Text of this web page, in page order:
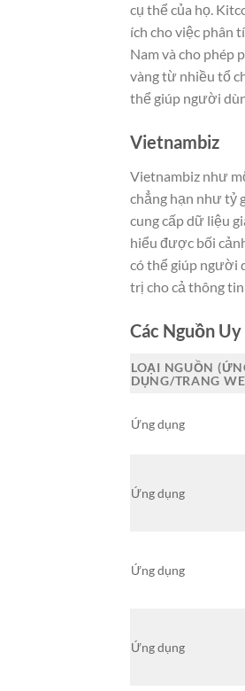
cụ thể của họ.
ích cho việc phân
Nam và cho phép
vàng từ nhiều tổ
thể giúp người
Vietnambiz
Vietnambiz như
chẳng hạn như tỷ
cung cấp dữ liệu
hiểu được bối
có thể giúp người
trị cho cả thông
Các Nguồn
LOẠI NGUỒN
DỤNG/TRANG
Ứng dụng
Ứng dụng
Ứng dụng
Ứng dụng